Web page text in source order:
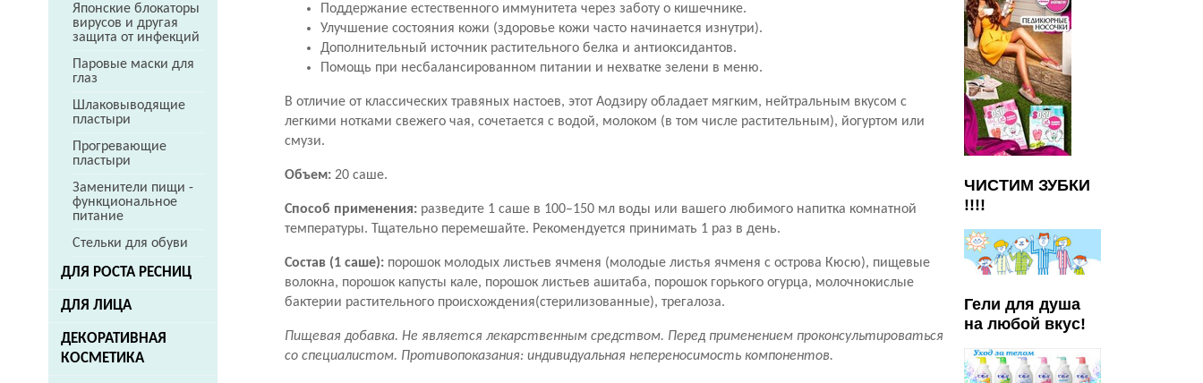
Японские блокаторы
вирусов и другая
защита от инфекций
Паровые маски для
глаз
Шлаковыводящие
пластыри
Прогревающие
пластыри
Заменители пищи -
функциональное
питание
Стельки для обуви
ДЛЯ РОСТА РЕСНИЦ
ДЛЯ ЛИЦА
ДЕКОРАТИВНАЯ
КОСМЕТИКА
Поддержание естественного иммунитета через заботу о кишечнике.
Улучшение состояния кожи (здоровье кожи часто начинается изнутри).
Дополнительный источник растительного белка и антиоксидантов.
Помощь при несбалансированном питании и нехватке зелени в меню.
В отличие от классических травяных настоев, этот Аодзиру обладает мягким, нейтральным вкусом с
легкими нотками свежего чая, сочетается с водой, молоком (в том числе растительным), йогуртом или
смузи.
Объем: 20 саше.
Способ применения: разведите 1 саше в 100–150 мл воды или вашего любимого напитка комнатной
температуры. Тщательно перемешайте. Рекомендуется принимать 1 раз в день.
Состав (1 саше): порошок молодых листьев ячменя (молодые листья ячменя с острова Кюсю), пищевые
волокна, порошок капусты кале, порошок листьев ашитаба, порошок горького огурца, молочнокислые
бактерии растительного происхождения(стерилизованные), трегалоза.
Пищевая добавка. Не является лекарственным средством. Перед применением проконсультироваться
со специалистом. Противопоказания: индивидуальная непереносимость компонентов.
ЧИСТИМ ЗУБКИ
!!!!
Гели для душа
на любой вкус!